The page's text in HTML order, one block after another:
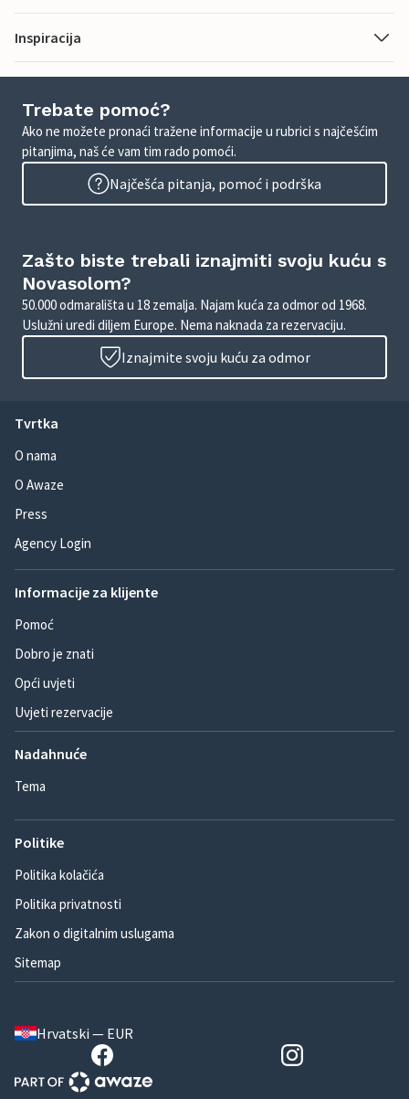
Inspiracija
Trebate pomoć?
Ako ne možete pronaći tražene informacije u rubrici s najčešćim
pitanjima, naš će vam tim rado pomoći.
Najčešća pitanja, pomoć i podrška
Zašto biste trebali iznajmiti svoju kuću s
Novasolom?
50.000 odmarališta u 18 zemalja. Najam kuća za odmor od 1968.
Uslužni uredi diljem Europe. Nema naknada za rezervaciju.
Iznajmite svoju kuću za odmor
Tvrtka
O nama
O Awaze
Press
Agency Login
Informacije za klijente
Pomoć
Dobro je znati
Opći uvjeti
Uvjeti rezervacije
Nadahnuće
Tema
Politike
Politika kolačića
Politika privatnosti
Zakon o digitalnim uslugama
Sitemap
Hrvatski — EUR